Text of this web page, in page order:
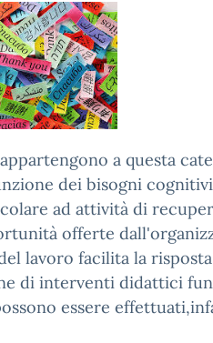
a questa
dei bisogni
ad attività di
offerte
lavoro facilita la
di interventi didattici
essere